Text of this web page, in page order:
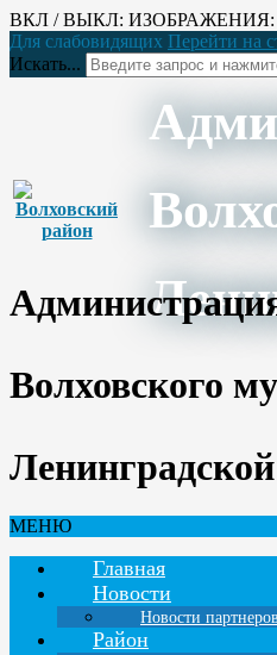
ВКЛ / ВЫКЛ: ИЗОБРАЖЕНИЯ:
Для слабовидящих Перейти на
Искать...
Волховского
МЕНЮ
Главная
Новости
Новости партнеров
Район